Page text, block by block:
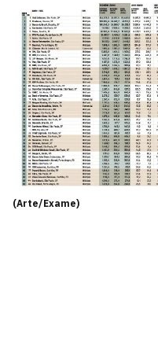
(Arte/Exame)